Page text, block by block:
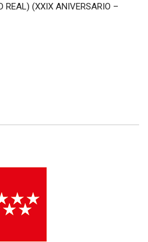
REAL) (XXIX ANIVERSARIO –